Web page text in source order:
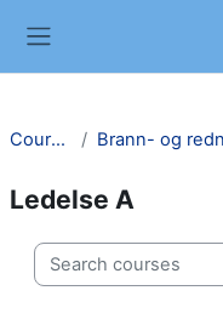
Courses
Ledelse A
Search courses